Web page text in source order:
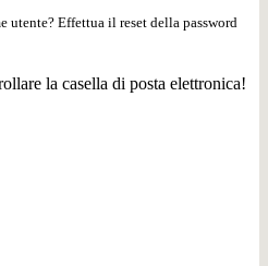
utente? Effettua il reset della password
la casella di posta elettronica!